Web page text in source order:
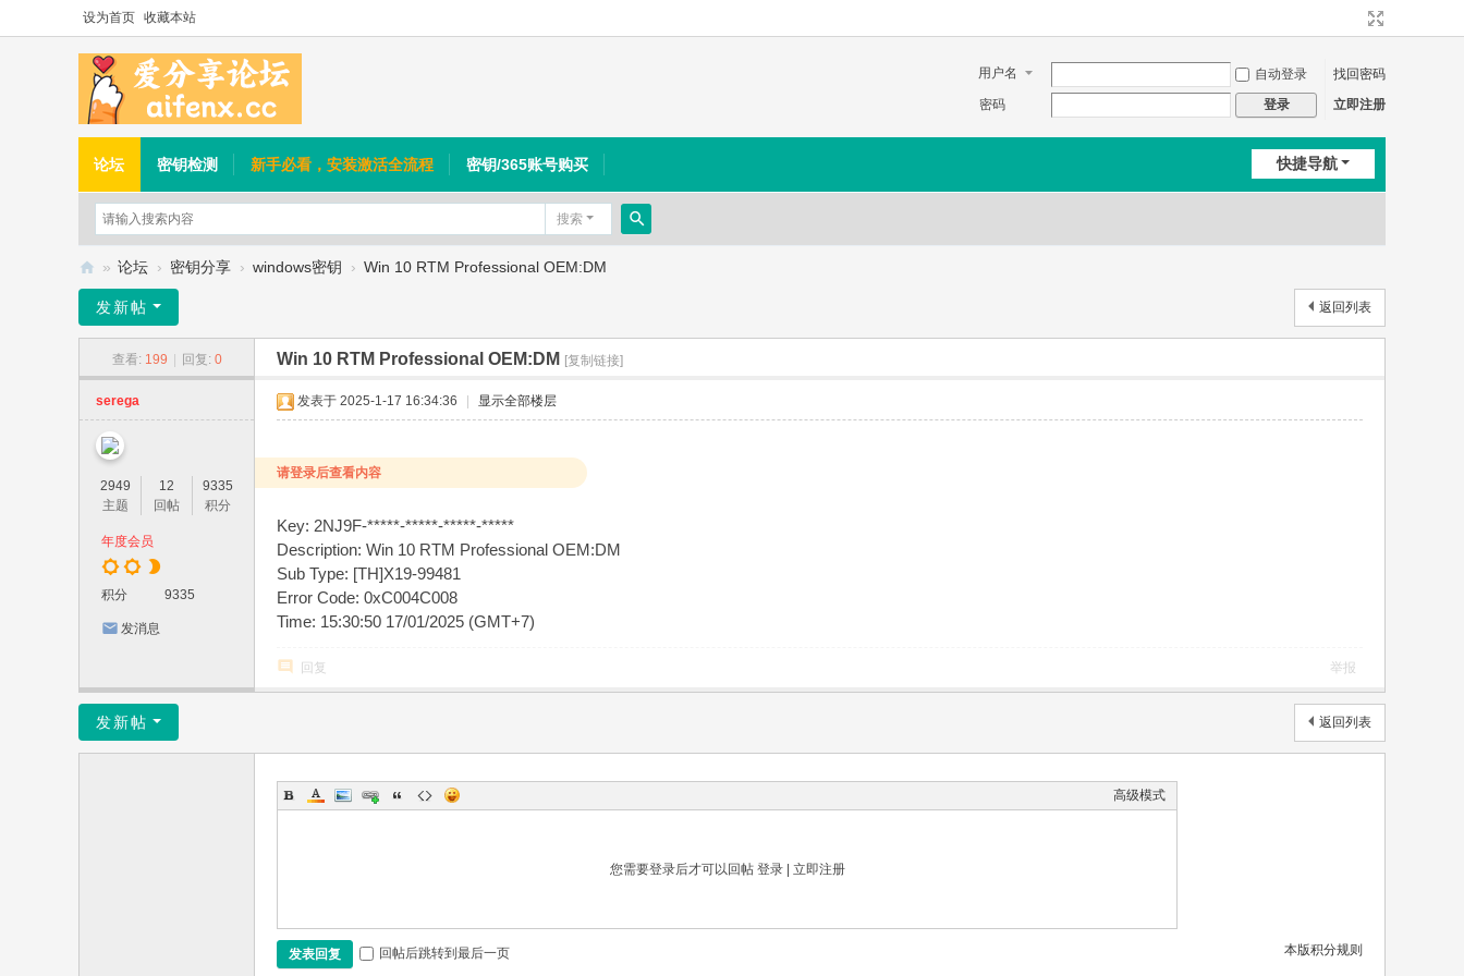
设为首页 收藏本站
用户名 自动登录
找回密码
密码
登录 立即注册
快捷导航
论坛 密钥检测 新手必看，安装激活全流程 密钥/365账号购买
搜索
搜
分
坛
» 论坛 › 密钥分享 › windows密钥 › Win 10 RTM Professional OEM:DM
返回列表
发新帖
查看: 199 回复: 0 Win 10 RTM Professional OEM:DM [复制链接]
serega
2949
主题
12
回帖
9335
积分
年度会员
积分 9335
发消息
发表于 2025-1-17 16:34:36 显示全部楼层
请登录后查看内容
Key: 2NJ9F-*****-*****-*****-*****
Description: Win 10 RTM Professional OEM:DM
Sub Type: [TH]X19-99481
Error Code: 0xC004C008
Time: 15:30:50 17/01/2025 (GMT+7)
回复 举报
返回列表
发新帖
高级模式
您需要登录后才可以回帖 登录| 立即注册
本版积分规则
发表回复 回帖后跳转到最后一页